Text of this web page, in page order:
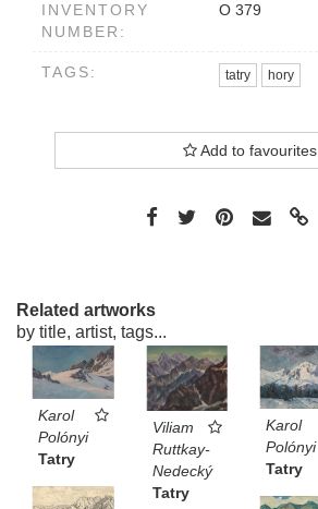
INVENTORY
NUMBER:
O 379
TAGS: tatry hory
Add to favourites
Related artworks
by title, artist, tags...
Karol
Polónyi
Tatry
Viliam
Ruttkay-
Nedecký
Tatry
Karol
Polónyi
Tatry